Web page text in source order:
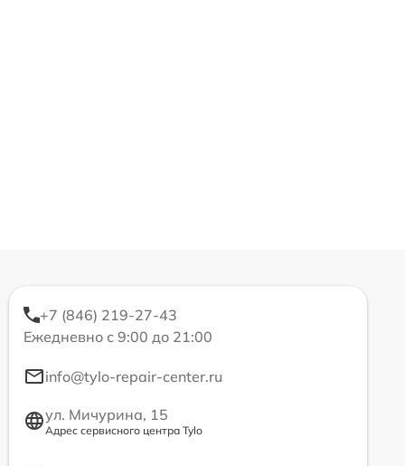
+7 (846) 219-27-43
Ежедневно с 9:00 до 21:00
info@tylo-repair-center.ru
ул. Мичурина, 15
Адрес сервисного центра Tylo